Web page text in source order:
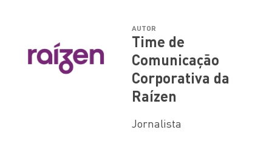
AUTOR
Time de
Comunicação
Corporativa da
Raízen
Jornalista